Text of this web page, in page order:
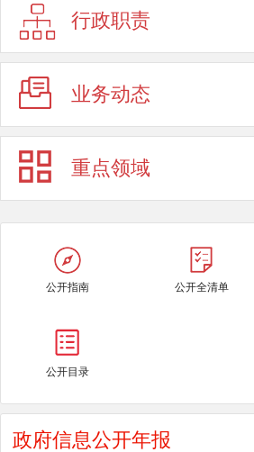
行政职责
业务动态
重点领域
公开指南 公开全清单
公开目录
政府信息公开年报